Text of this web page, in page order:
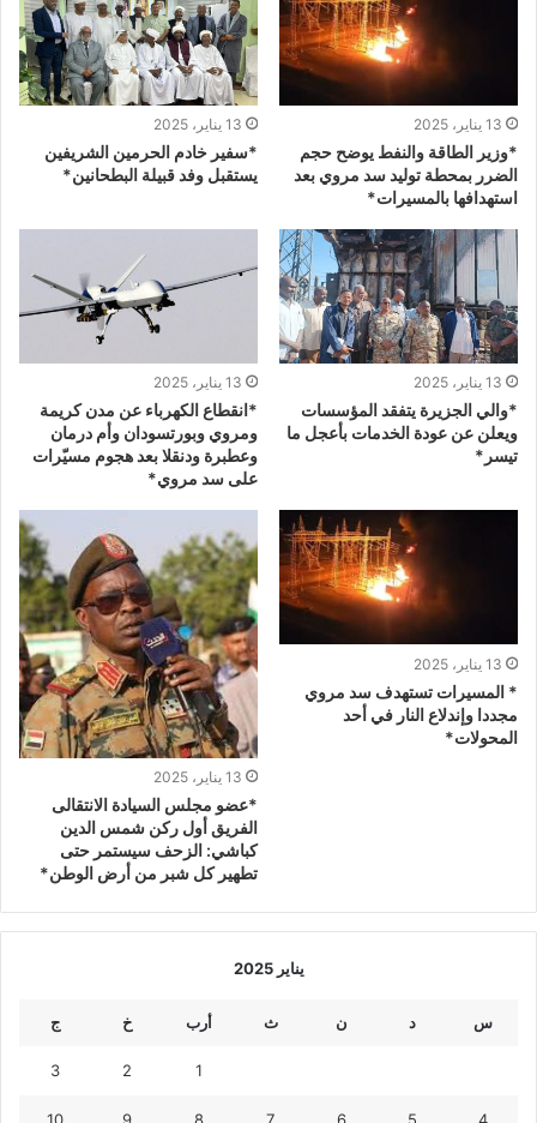
13 يناير، 2025
*وزير الطاقة والنفط يوضح حجم
الضرر بمحطة توليد سد مروي بعد
استهدافها بالمسيرات*
13 يناير، 2025
*سفير خادم الحرمين الشريفين
يستقبل وفد قبيلة البطحانين*
13 يناير، 2025
*والي الجزيرة يتفقد المؤسسات
ويعلن عن عودة الخدمات بأعجل ما
تيسر*
13 يناير، 2025
*انقطاع الكهرباء عن مدن كريمة
ومروي وبورتسودان وأم درمان
وعطبرة ودنقلا بعد هجوم مسيّرات
على سد مروي*
13 يناير، 2025
* المسيرات تستهدف سد مروي
مجددا وإندلاع النار في أحد
المحولات*
13 يناير، 2025
*عضو مجلس السيادة الانتقالى
الفريق أول ركن شمس الدين
كباشي: الزحف سيستمر حتى
تطهير كل شبر من أرض الوطن*
يناير 2025
س د ن ث أرب خ ج
1
2
3